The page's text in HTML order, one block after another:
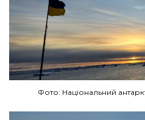
Фото: Національний